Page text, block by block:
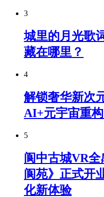
3
城里的月光歌
藏在哪里？
4
解锁奢华新次
AI+元宇宙重
5
阆中古城VR
阆苑》正式开
化新体验